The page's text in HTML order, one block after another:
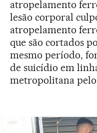
atropelamento
lesão corporal
atropelamento
que são cortados
mesmo período,
de suicídio em
metropolitana pelo